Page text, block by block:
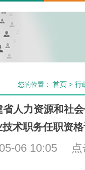
您的位置： 首页 > 行
人力资源和社
术职务任职资
06 10:05 点